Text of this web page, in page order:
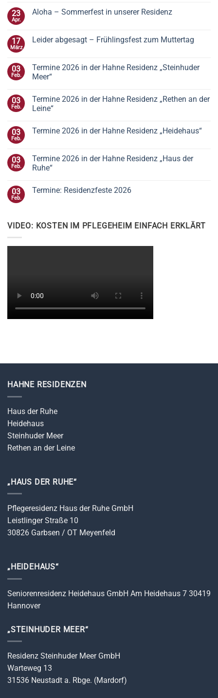
23
Apr.
Aloha – Sommerfest in unserer Residenz
17
März
Leider abgesagt – Frühlingsfest zum Muttertag
03
Feb.
Termine 2026 in der Hahne Residenz „Steinhuder
Meer“
03
Feb.
Termine 2026 in der Hahne Residenz „Rethen an der
Leine“
03
Feb.
Termine 2026 in der Hahne Residenz „Heidehaus“
03
Feb.
Termine 2026 in der Hahne Residenz „Haus der
Ruhe“
03
Feb.
Termine: Residenzfeste 2026
VIDEO: KOSTEN IM PFLEGEHEIM EINFACH ERKLÄRT
HAHNE RESIDENZEN
Haus der Ruhe
Heidehaus
Steinhuder Meer
Rethen an der Leine
„HAUS DER RUHE“
Pflegeresidenz Haus der Ruhe GmbH
Leistlinger Straße 10
30826 Garbsen / OT Meyenfeld
„HEIDEHAUS“
Seniorenresidenz Heidehaus GmbH Am Heidehaus 7 30419
Hannover
„STEINHUDER MEER“
Residenz Steinhuder Meer GmbH
Warteweg 13
31536 Neustadt a. Rbge. (Mardorf)